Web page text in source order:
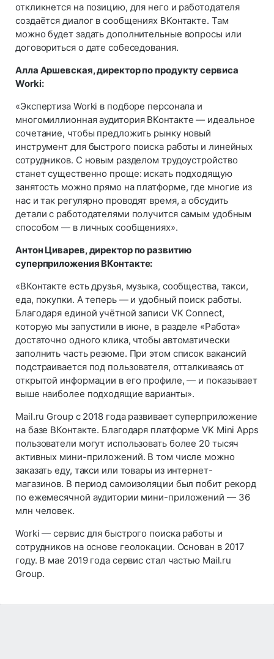
откликнется на позицию, для него и работодателя
создаётся диалог в сообщениях ВКонтакте. Там
можно будет задать дополнительные вопросы или
договориться о дате собеседования.
Алла Аршевская, директор по продукту сервиса
Worki:
«Экспертиза Worki в подборе персонала и
многомиллионная аудитория ВКонтакте — идеальное
сочетание, чтобы предложить рынку новый
инструмент для быстрого поиска работы и линейных
сотрудников. С новым разделом трудоустройство
станет существенно проще: искать подходящую
занятость можно прямо на платформе, где многие из
нас и так регулярно проводят время, а обсудить
детали с работодателями получится самым удобным
способом — в личных сообщениях».
Антон Циварев, директор по развитию
суперприложения ВКонтакте:
«ВКонтакте есть друзья, музыка, сообщества, такси,
еда, покупки. А теперь — и удобный поиск работы.
Благодаря единой учётной записи VK Connect,
которую мы запустили в июне, в разделе «Работа»
достаточно одного клика, чтобы автоматически
заполнить часть резюме. При этом список вакансий
подстраивается под пользователя, отталкиваясь от
открытой информации в его профиле, — и показывает
выше наиболее подходящие варианты».
Mail.ru Group с 2018 года развивает суперприложение
на базе ВКонтакте. Благодаря платформе VK Mini Apps
пользователи могут использовать более 20 тысяч
активных мини-приложений. В том числе можно
заказать еду, такси или товары из интернет-
магазинов. В период самоизоляции был побит рекорд
по ежемесячной аудитории мини-приложений — 36
млн человек.
Worki — сервис для быстрого поиска работы и
сотрудников на основе геолокации. Основан в 2017
году. В мае 2019 года сервис стал частью Mail.ru
Group.